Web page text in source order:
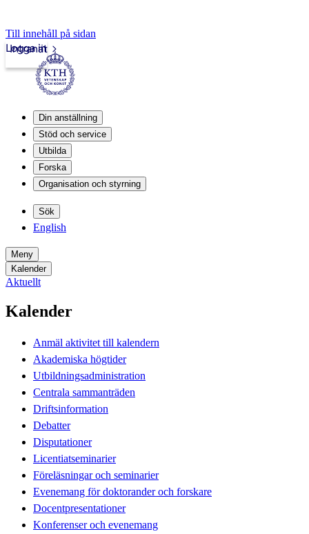
Till innehåll på sidan
Intranät
Logga in
Din anställning
Stöd och service
Utbilda
Forska
Organisation och styrning
Sök
English
Meny
Kalender
Aktuellt
Kalender
Anmäl aktivitet till kalendern
Akademiska högtider
Utbildningsadministration
Centrala sammanträden
Driftsinformation
Debatter
Disputationer
Licentiatseminarier
Föreläsningar och seminarier
Evenemang för doktorander och forskare
Docentpresentationer
Konferenser och evenemang